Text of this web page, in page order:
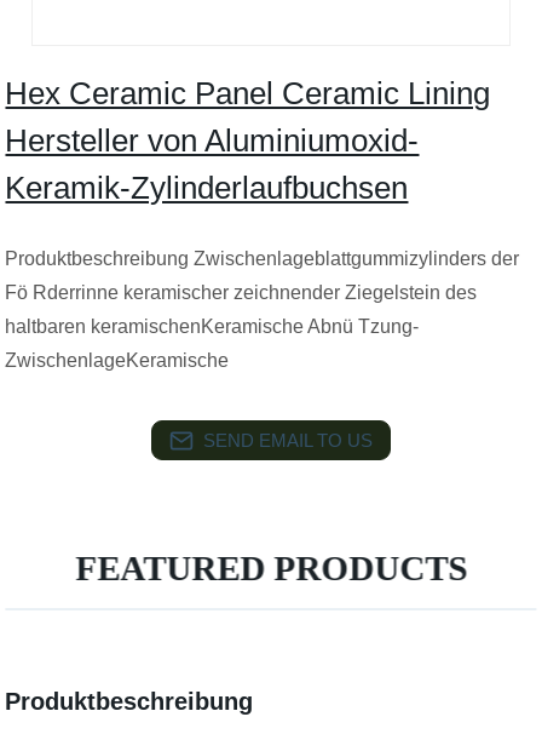
Hex Ceramic Panel Ceramic Lining
Hersteller von Aluminiumoxid-
Keramik-Zylinderlaufbuchsen
Produktbeschreibung Zwischenlageblattgummizylinders der
Fö Rderrinne keramischer zeichnender Ziegelstein des
haltbaren keramischenKeramische Abnü Tzung-
ZwischenlageKeramische
SEND EMAIL TO US
FEATURED PRODUCTS
Produktbeschreibung